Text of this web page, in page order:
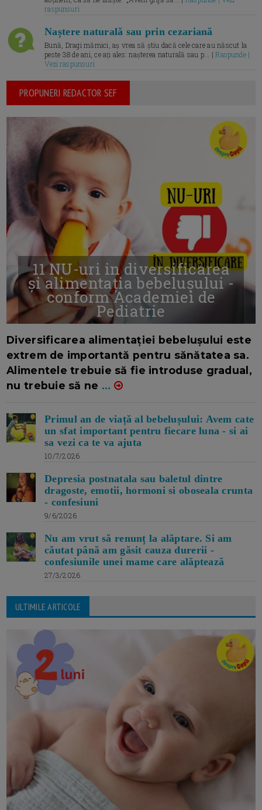
raspunsuri
Naștere naturală sau prin cezariană
Bună, Dragi mămici, aș vrea să știu dacă cele care au născut la
peste 38 de ani, ce ați ales: nașterea naturală sau p... |Raspunde |
Vezi raspunsuri
PROPUNERI REDACTOR SEF
11 NU-uri in diversificarea
și alimentația bebelușului -
conform Academiei de
Pediatrie
Diversificarea alimentației bebelușului este
extrem de importantă pentru sănătatea sa.
Alimentele trebuie să fie introduse gradual,
nu trebuie să ne ...
Primul an de viață al bebelușului: Avem cate
un sfat important pentru fiecare luna - si ai
sa vezi ca te va ajuta
10/7/2026
Depresia postnatala sau baletul dintre
dragoste, emotii, hormoni si oboseala crunta
- confesiuni
9/6/2026
Nu am vrut să renunț la alăptare. Si am
căutat până am găsit cauza durerii -
confesiunile unei mame care alăptează
27/3/2026
ULTIMILE ARTICOLE